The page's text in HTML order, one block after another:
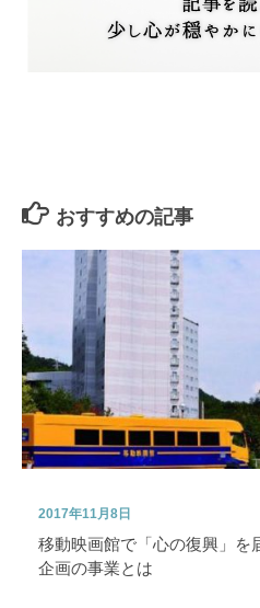
おすすめの記事
2017年11月8日
移動映画館で「心の復興」を
企画の事業とは